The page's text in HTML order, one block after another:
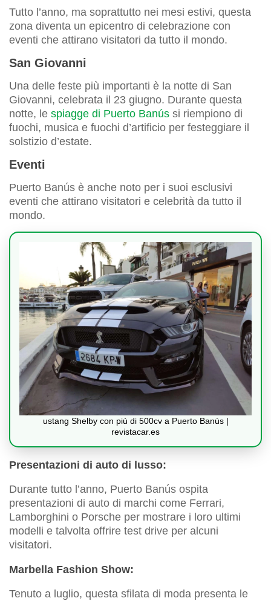
Tutto l’anno, ma soprattutto nei mesi estivi, questa
zona diventa un epicentro di celebrazione con
eventi che attirano visitatori da tutto il mondo.
San Giovanni
Una delle feste più importanti è la notte di San
Giovanni, celebrata il 23 giugno. Durante questa
notte, le spiagge di Puerto Banús si riempiono di
fuochi, musica e fuochi d’artificio per festeggiare il
solstizio d’estate.
Eventi
Puerto Banús è anche noto per i suoi esclusivi
eventi che attirano visitatori e celebrità da tutto il
mondo.
ustang Shelby con più di 500cv a Puerto Banús |
revistacar.es
Presentazioni di auto di lusso:
Durante tutto l’anno, Puerto Banús ospita
presentazioni di auto di marchi come Ferrari,
Lamborghini o Porsche per mostrare i loro ultimi
modelli e talvolta offrire test drive per alcuni
visitatori.
Marbella Fashion Show:
Tenuto a luglio, questa sfilata di moda presenta le